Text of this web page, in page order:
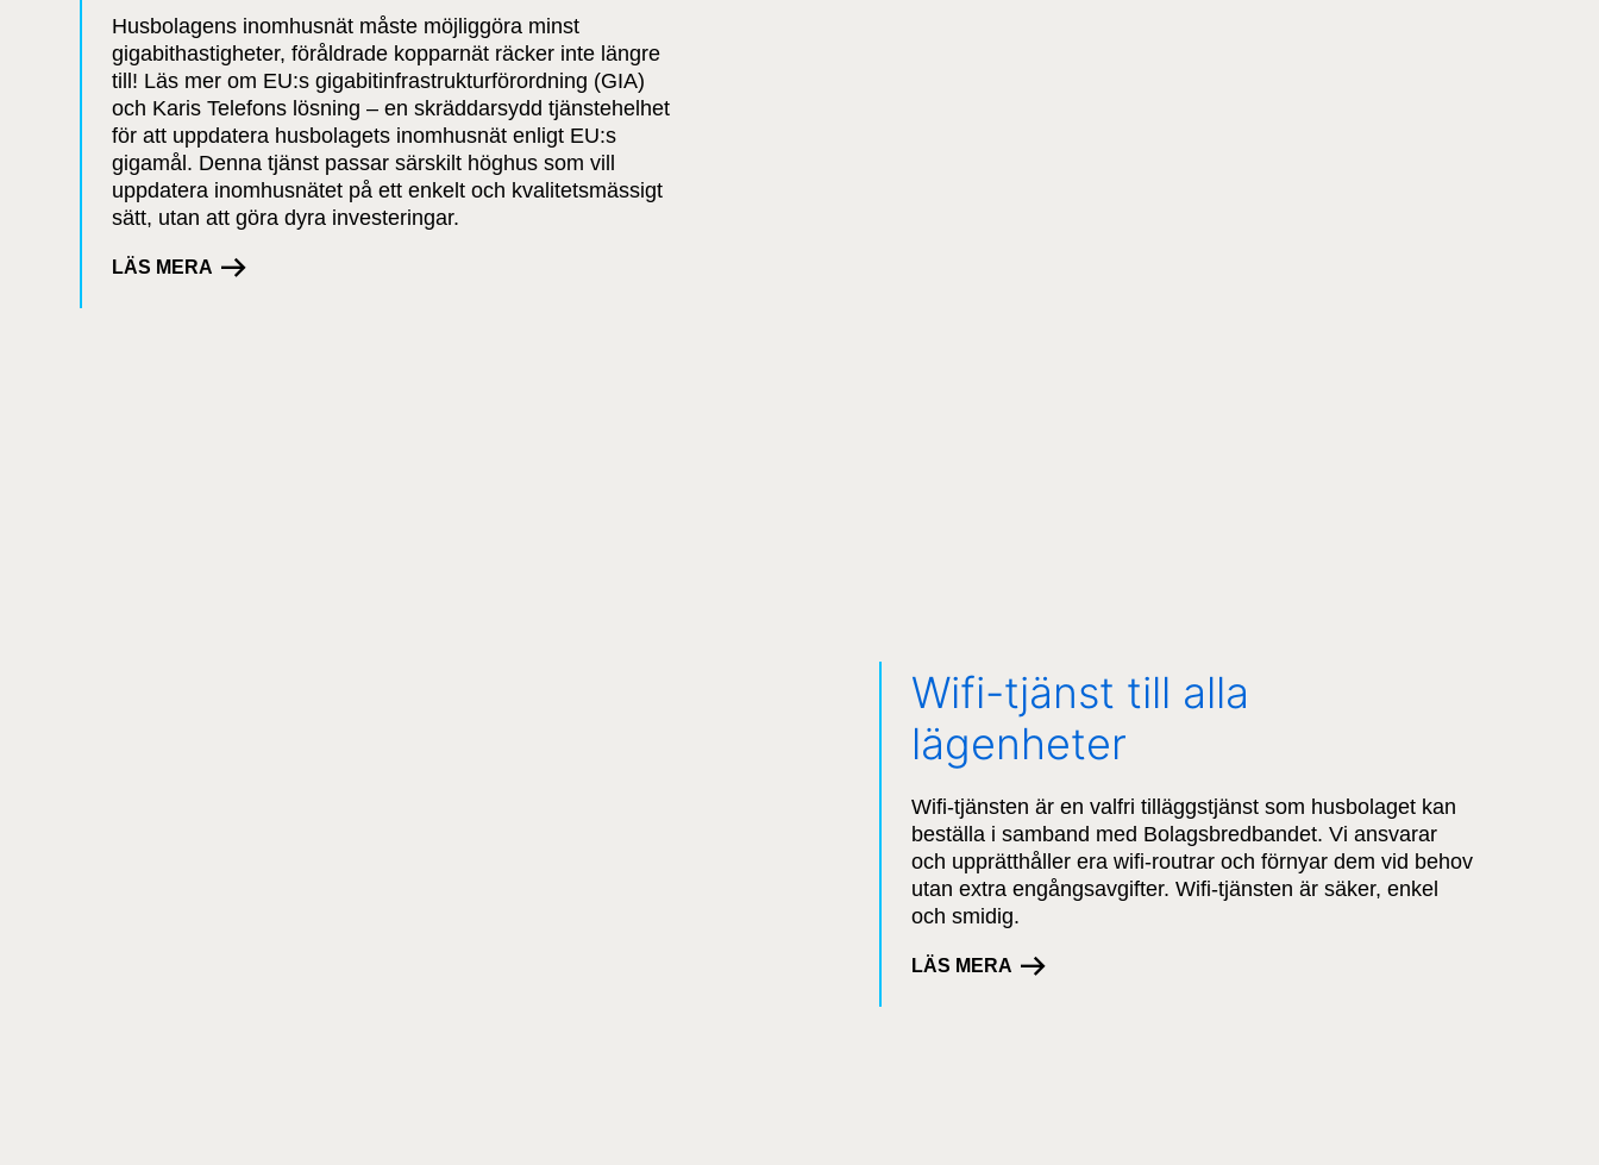
Husbolagens inomhusnät måste möjliggöra minst
gigabithastigheter, föråldrade kopparnät räcker inte längre
till! Läs mer om EU:s gigabitinfrastrukturförordning (GIA)
och Karis Telefons lösning – en skräddarsydd tjänstehelhet
för att uppdatera husbolagets inomhusnät enligt EU:s
gigamål. Denna tjänst passar särskilt höghus som vill
uppdatera inomhusnätet på ett enkelt och kvalitetsmässigt
sätt, utan att göra dyra investeringar.
LÄS MERA
Wifi-tjänst till alla
lägenheter
Wifi-tjänsten är en valfri tilläggstjänst som husbolaget kan
beställa i samband med Bolagsbredbandet. Vi ansvarar
och upprätthåller era wifi-routrar och förnyar dem vid behov
utan extra engångsavgifter. Wifi-tjänsten är säker, enkel
och smidig.
LÄS MERA